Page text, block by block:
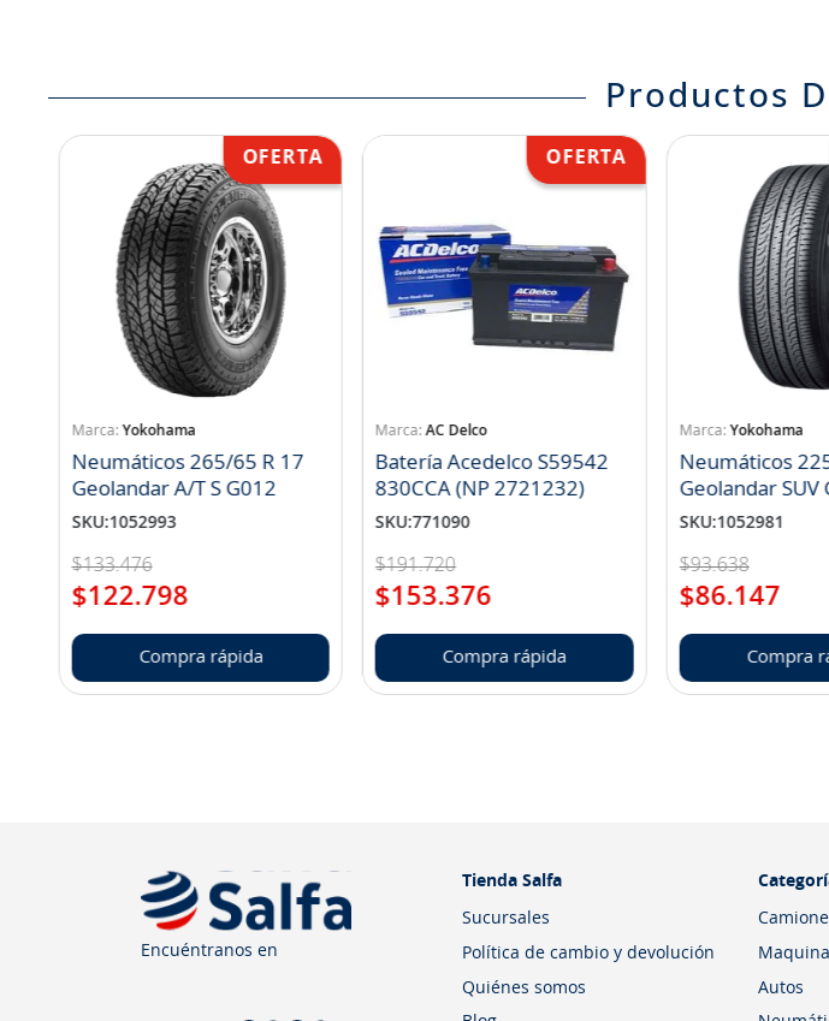
Productos
Yokohama
Neumáticos 265/65 R 17
Geolandar A/T S G012
SKU:1052993
$133.476
$122.798
Compra rápida
AC Delco
Batería Acedelco S59542
830CCA (NP 2721232)
SKU:771090
$191.720
$153.376
Compra rápida
Yokohama
Neumáticos
Geolandar SUV
SKU:1052981
$93.638
$86.147
Compra
Encuéntranos en
Tienda Salfa
Sucursales
Política de cambio y devolución
Quiénes somos Autos